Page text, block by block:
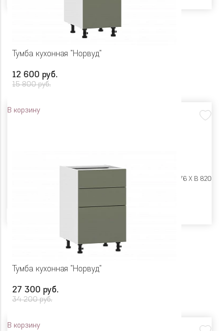
Тумба кухонная "Норвуд"
12 600 руб.
15 800 руб.
В корзину
Ш 400 X Г 576 X В 820
Тумба кухонная "Норвуд"
27 300 руб.
34 200 руб.
В корзину